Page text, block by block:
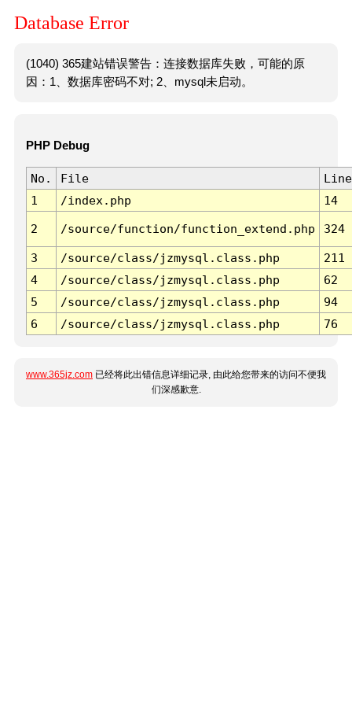
Database Error
(1040) 365建站错误警告：连接数据库失败，可能的原
因：1、数据库密码不对; 2、mysql未启动。
PHP Debug
No. File
Line
1
/index.php 14
2 /source/function/function_extend.php 324
3 /source/class/jzmysql.class.php
211
4
/source/class/jzmysql.class.php
62
5
/source/class/jzmysql.class.php
94
6
/source/class/jzmysql.class.php 76
www.365jz.com 已经将此出错信息详细记录, 由此给您带来的访问不便我
们深感歉意.